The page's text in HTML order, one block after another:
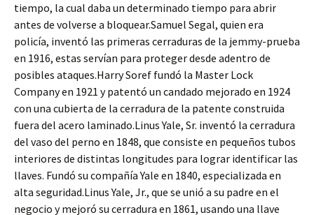
tiempo, la cual daba un determinado tiempo para abrir
antes de volverse a bloquear.Samuel Segal, quien era
policía, inventó las primeras cerraduras de la jemmy-prueba
en 1916, estas servían para proteger desde adentro de
posibles ataques.Harry Soref fundó la Master Lock
Company en 1921 y patentó un candado mejorado en 1924
con una cubierta de la cerradura de la patente construida
fuera del acero laminado.Linus Yale, Sr. inventó la cerradura
del vaso del perno en 1848, que consiste en pequeños tubos
interiores de distintas longitudes para lograr identificar las
llaves. Fundó su compañía Yale en 1840, especializada en
alta seguridad.Linus Yale, Jr., que se unió a su padre en el
negocio y mejoró su cerradura en 1861, usando una llave